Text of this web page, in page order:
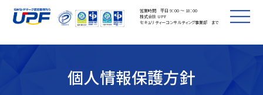
営業時間 平日 9：00 ～ 18：00
株式会社 UPF
セキュリティーコンサルティング事業部 まで
個人情報保護方針